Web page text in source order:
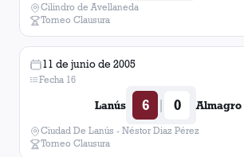
Cilindro de Avellaneda
Torneo Clausura
11 de junio de 2005
Fecha 16
Lanús 6 | 0 Almagro
Ciudad De Lanús - Néstor Diaz Pérez
Torneo Clausura